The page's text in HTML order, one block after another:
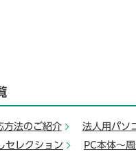
法のご紹介
法人用パソ
セレクション
PC本体～